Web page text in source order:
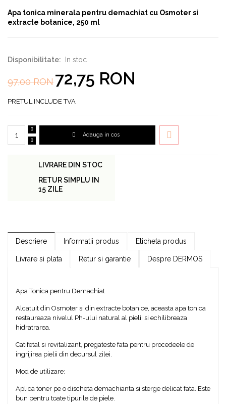
Apa tonica minerala pentru demachiat cu Osmoter si
extracte botanice, 250 ml
Disponibilitate: In stoc
97,00 RON72,75 RON
PRETUL INCLUDE TVA
Adauga in cos
LIVRARE DIN STOC
RETUR SIMPLU IN
15 ZILE
Descriere Informatii produs Eticheta produs
Livrare si plata Retur si garantie Despre DERMOS
Apa Tonica pentru Demachiat
Alcatuit din Osmoter si din extracte botanice, aceasta apa tonica
restaureaza nivelul Ph-ului natural al pielii si echilibreaza
hidratrarea.
Catifetal si revitalizant, pregateste fata pentru procedeele de
ingrijirea pielii din decursul zilei.
Mod de utilizare:
Aplica toner pe o discheta demachianta si sterge delicat fata. Este
bun pentru toate tipurile de piele.